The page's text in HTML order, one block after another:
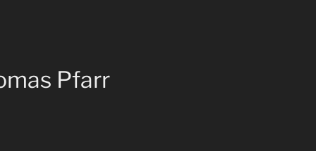
Pfarr